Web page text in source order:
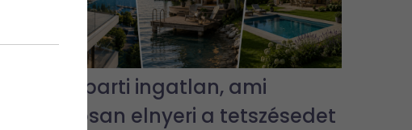
3 vízparti ingatlan, ami
biztosan elnyeri a tetszésedet